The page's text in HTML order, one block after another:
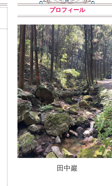
プロフィール
田中巖